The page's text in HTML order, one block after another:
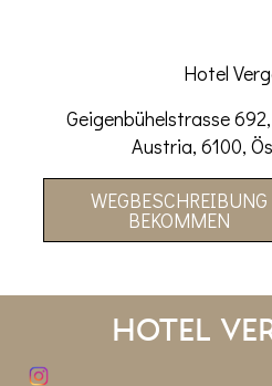
Hotel
Geigenbühelstrasse
Austria, 6100,
WEGBESCHREIBUNG
BEKOMMEN
Hotel